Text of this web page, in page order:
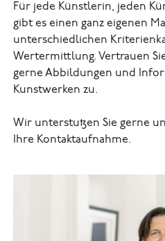
Für jede Künstlerin, jeden
gibt es einen ganz eigenen
unterschiedlichen
Wertermittlung. Vertrauen
gerne Abbildungen und
Kunstwerken zu.
Wir unterstutzen Sie gerne
Ihre Kontaktaufnahme.